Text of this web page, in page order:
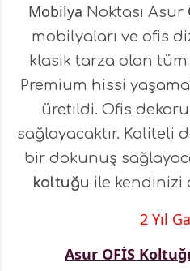
Mobilya Noktası Asur
mobilyaları ve ofis
klasik tarza olan
Premium hissi
üretildi. Ofis
sağlayacaktır. Kaliteli
bir dokunuş
koltuğu ile kendinizi
2 Yıl
Asur OFİS